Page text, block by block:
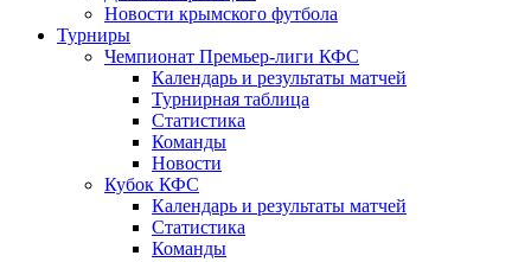
Новости крымского футбола
Турниры
Чемпионат Премьер-лиги КФС
Календарь и результаты матчей
Турнирная таблица
Статистика
Команды
Новости
Кубок КФС
Календарь и результаты матчей
Статистика
Команды